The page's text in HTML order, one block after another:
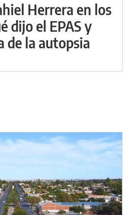
Herrera en los
dijo el EPAS y
de la autopsia